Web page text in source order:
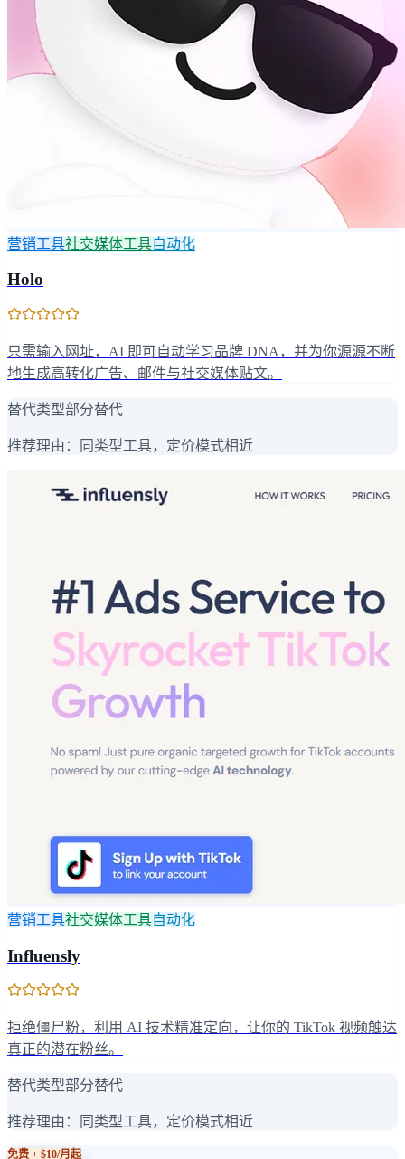
营销工具社交媒体工具自动化
Holo
只需输入网址，AI 即可自动学习品牌 DNA，并为你源源不断
地生成高转化广告、邮件与社交媒体贴文。
替代类型部分替代
推荐理由： 同类型工具，定价模式相近
营销工具社交媒体工具自动化
Influensly
拒绝僵尸粉，利用 AI 技术精准定向，让你的 TikTok 视频触达
真正的潜在粉丝。
替代类型部分替代
推荐理由： 同类型工具，定价模式相近
免费 + $10/月起